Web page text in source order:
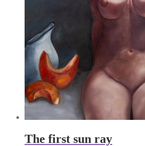
The first sun ray